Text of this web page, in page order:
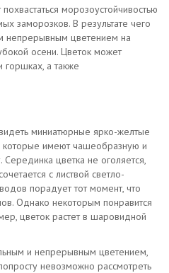
морозоустойчивостью
заморозков. В результате чего
непрерывным цветением на
осени. Цветок может
горшках, а также
миниатюрные ярко-желтые
которые имеют чашеобразную и
цветка не оголяется,
с листвой светло-
порадует тот момент, что
Однако некоторым понравится
цветок растет в шаровидной
и непрерывным цветением,
невозможно рассмотреть